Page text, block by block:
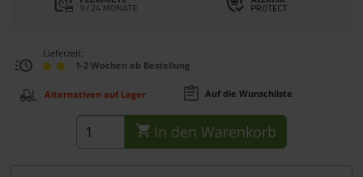
Lieferzeit:
1-2 Wochen ab Bestellung
Alternativen auf Lager Auf die Wunschliste
In den Warenkorb